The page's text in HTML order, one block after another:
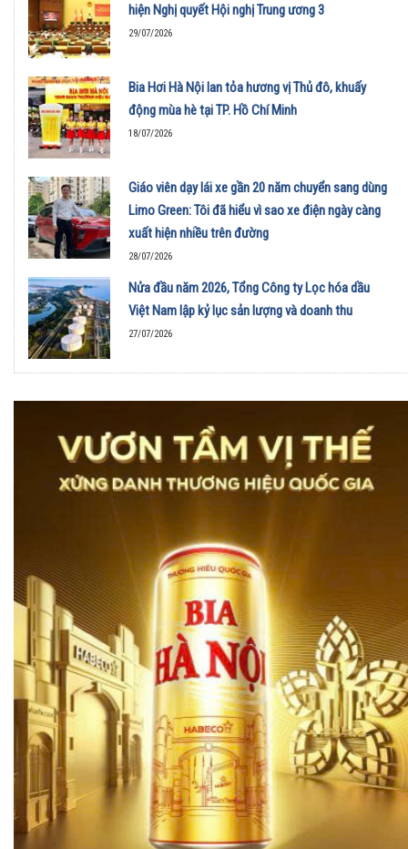
hiện Nghị quyết Hội nghị Trung ương 3
29/07/2026
Bia Hơi Hà Nội lan tỏa hương vị Thủ đô, khuấy
động mùa hè tại TP. Hồ Chí Minh
18/07/2026
Giáo viên dạy lái xe gần 20 năm chuyển sang dùng
Limo Green: Tôi đã hiểu vì sao xe điện ngày càng
xuất hiện nhiều trên đường
28/07/2026
Nửa đầu năm 2026, Tổng Công ty Lọc hóa dầu
Việt Nam lập kỷ lục sản lượng và doanh thu
27/07/2026